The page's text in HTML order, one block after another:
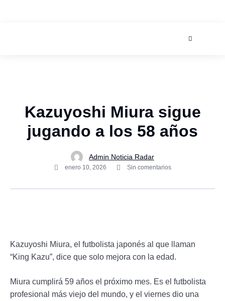
Kazuyoshi Miura sigue
jugando a los 58 años
Admin Noticia Radar
enero 10, 2026 Sin comentarios
Kazuyoshi Miura, el futbolista japonés al que llaman
“King Kazu”, dice que solo mejora con la edad.
Miura cumplirá 59 años el próximo mes. Es el futbolista
profesional más viejo del mundo, y el viernes dio una